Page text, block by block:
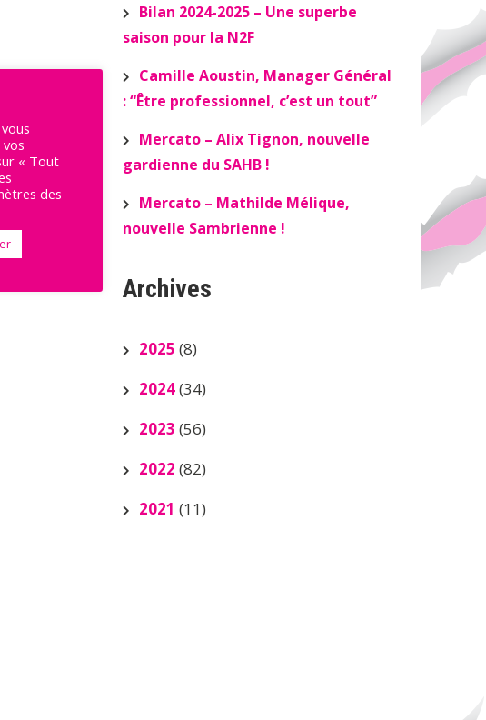
Bilan 2024-2025 – Une superbe
saison pour la N2F
Camille Aoustin, Manager Général
: “Être professionnel, c’est un tout”
Mercato – Alix Tignon, nouvelle
gardienne du SAHB !
Mercato – Mathilde Mélique,
nouvelle Sambrienne !
Archives
2025 (8)
2024(34)
2023 (56)
2022 (82)
2021 (11)
« Tout
des